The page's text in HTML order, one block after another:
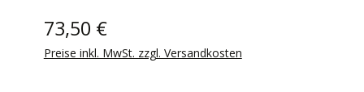
73,50 €
Preise inkl. MwSt. zzgl. Versandkosten